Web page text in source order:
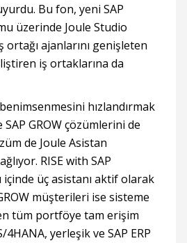
Bu fon, yeni SAP
üzerinde Joule Studio
ajanlarını genişleten
iş ortaklarına da
hızlandırmak
SAP GROW çözümlerini de
de Joule Asistan
RISE with SAP
içinde üç asistanı aktif olarak
müşterileri ise sisteme
tüm portföye tam erişim
yerleşik ve SAP ERP